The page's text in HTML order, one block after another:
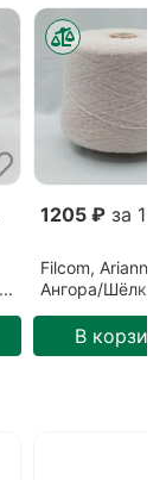
Arianna
Розовый
Пушистая
750 м/100 гр
(Rosa Antico)
20% Шёлк
1205 ₽ за
Filcom, Arianna,
Ангора/Шёлк/
Кремовый/Беж
(Beige)
В